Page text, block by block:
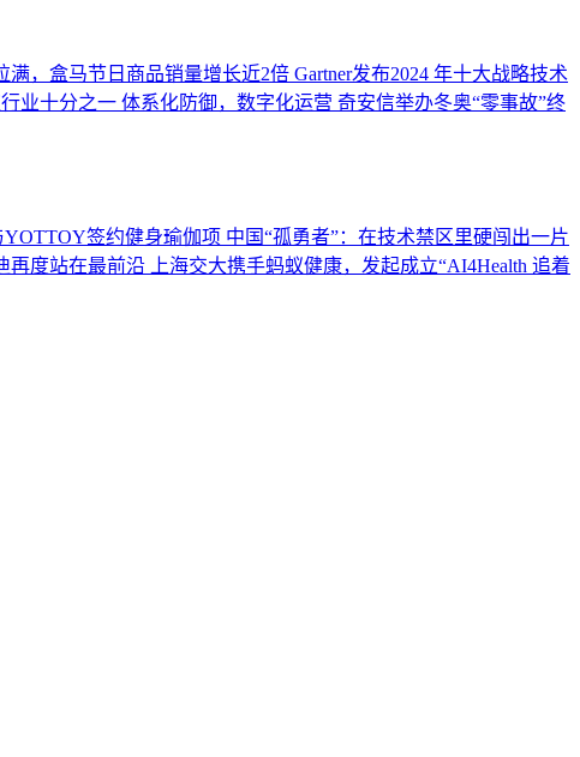
满，盒马节日商品销量增长近2倍 Gartner发布2024 年十大战略技术
业十分之一 体系化防御，数字化运营 奇安信举办冬奥“零事故”终
签约健身瑜伽项 中国“孤勇者”：在技术禁区里硬闯出一片
再度站在最前沿 上海交大携手蚂蚁健康，发起成立“AI4Health 追着